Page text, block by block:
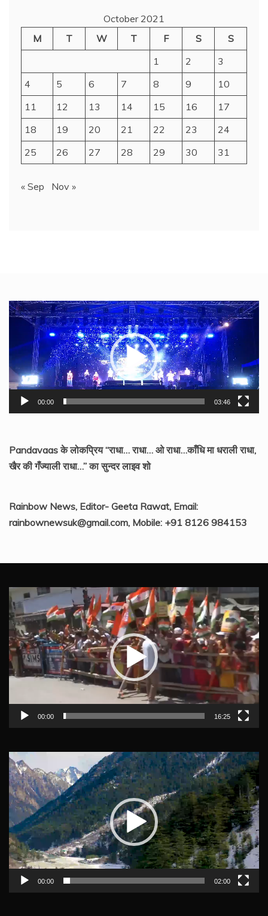
October 2021
M
T W T F S
S
1
2
3
4
5 6 7 8 9
10
11
12 13 14 15 16
17
18
19 20 21 22 23
24
25
26 27 28 29 30 31
« Sep Nov »
Video
Player
00:00 03:46
Pandavaas के लोकप्रिय “राधा… राधा… ओ राधा…काँधि मा धराली राधा,
खैर की गँज्याली राधा…” का सुन्दर लाइव शो
Rainbow News, Editor- Geeta Rawat, Email:
rainbownewsuk@gmail.com, Mobile: +91 8126 984153
Video
Player
00:00 16:25
Video
Player
00:00 02:00